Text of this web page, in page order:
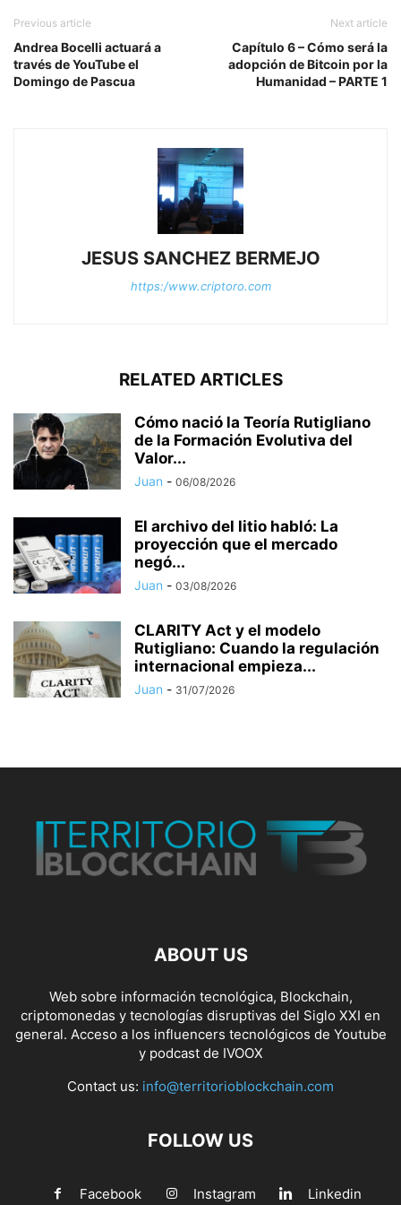
Previous article
Andrea Bocelli actuará a
través de YouTube el
Domingo de Pascua
Next article
Capítulo 6 – Cómo será la
adopción de Bitcoin por la
Humanidad – PARTE 1
JESUS SANCHEZ BERMEJO
https:/www.criptoro.com
RELATED ARTICLES
Cómo nació la Teoría Rutigliano
de la Formación Evolutiva del
Valor...
Juan - 06/08/2026
El archivo del litio habló: La
proyección que el mercado
negó...
Juan - 03/08/2026
CLARITY Act y el modelo
Rutigliano: Cuando la regulación
internacional empieza...
Juan - 31/07/2026
ABOUT US
Web sobre información tecnológica, Blockchain,
criptomonedas y tecnologías disruptivas del Siglo XXI en
general. Acceso a los influencers tecnológicos de Youtube
y podcast de IVOOX
Contact us: info@territorioblockchain.com
FOLLOW US
Facebook Instagram Linkedin